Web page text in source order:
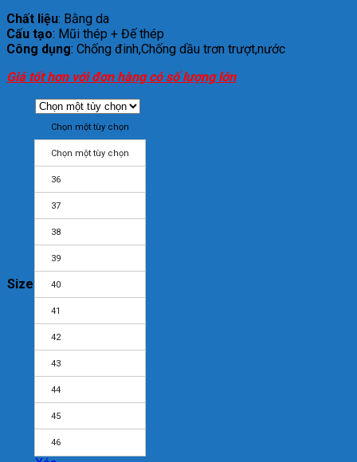
Chất liệu: Bằng da
Cấu tạo: Mũi thép + Đế thép
Công dụng: Chống đinh,Chống dầu trơn trượt,nước
Giá tốt hơn với đơn hàng có số lượng lớn
Size
Chọn một tùy chọn
Chọn một tùy chọn
36
37
38
39
40
41
42
43
44
45
46